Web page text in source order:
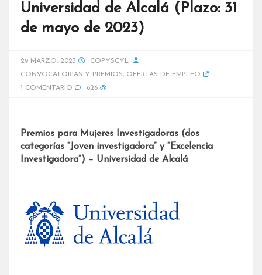
Universidad de Alcalá (Plazo: 31
de mayo de 2023)
29 MARZO, 2023
COPYSCYL
CONVOCATORIAS Y PREMIOS, OFERTAS DE EMPLEO
1 COMENTARIO
626
Premios para Mujeres Investigadoras (dos
categorías “Joven investigadora” y “Excelencia
Investigadora”) – Universidad de Alcalá